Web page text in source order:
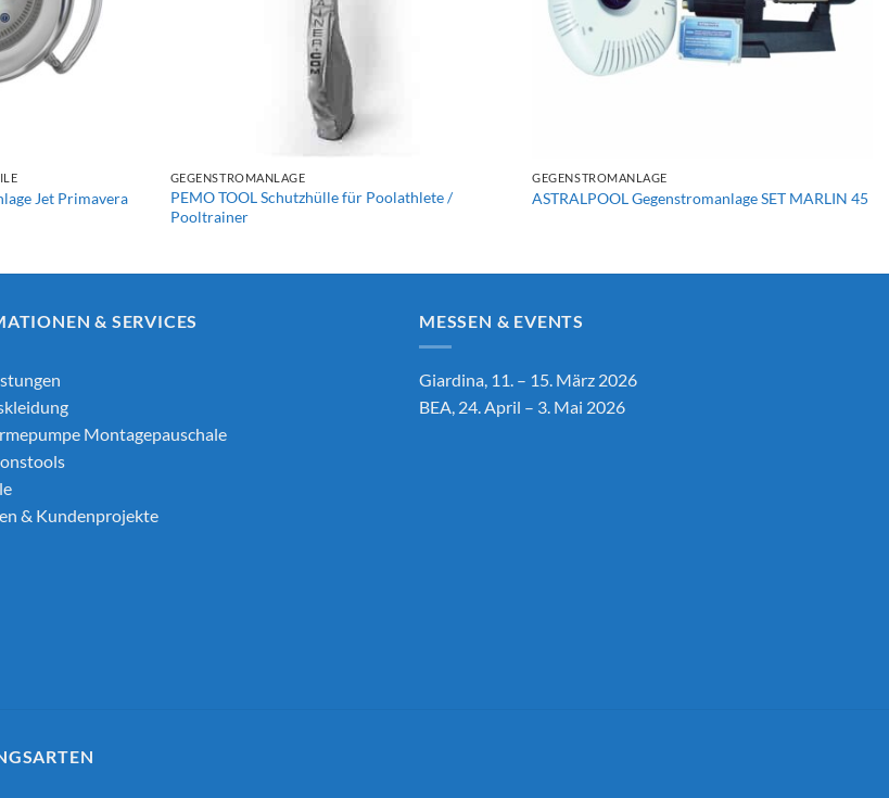
Jet Primavera
GEGENSTROMANLAGE
PEMO TOOL Schutzhülle für Poolathlete /
Pooltrainer
GEGENSTROMANLAGE
ASTRALPOOL Gegenstromanlage SET MARLIN 45
& SERVICES
Montagepauschale
& Kundenprojekte
MESSEN & EVENTS
Giardina, 11. – 15. März 2026
BEA, 24. April – 3. Mai 2026